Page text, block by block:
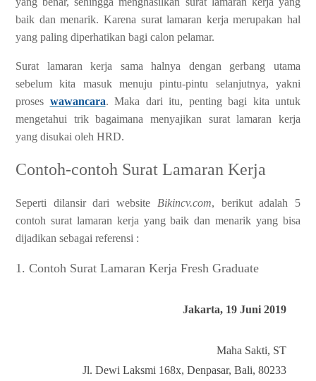
baik dan menarik. Karena surat lamaran kerja merupakan hal
yang paling diperhatikan bagi calon pelamar.
Surat lamaran kerja sama halnya dengan gerbang utama
sebelum kita masuk menuju pintu-pintu selanjutnya, yakni
proses wawancara. Maka dari itu, penting bagi kita untuk
mengetahui trik bagaimana menyajikan surat lamaran kerja
yang disukai oleh HRD.
Contoh-contoh Surat Lamaran Kerja
Seperti dilansir dari website Bikincv.com, berikut adalah 5
contoh surat lamaran kerja yang baik dan menarik yang bisa
dijadikan sebagai referensi :
1. Contoh Surat Lamaran Kerja Fresh Graduate
Jakarta, 19 Juni 2019
Maha Sakti, ST
Jl. Dewi Laksmi 168x, Denpasar, Bali, 80233